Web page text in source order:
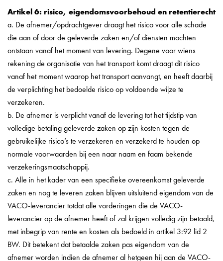
Artikel 6: risico, eigendomsvoorbehoud en retentierecht
a. De afnemer/opdrachtgever draagt het risico voor alle schade
die aan of door de geleverde zaken en/of diensten mochten
ontstaan vanaf het moment van levering. Degene voor wiens
rekening de organisatie van het transport komt draagt dit risico
vanaf het moment waarop het transport aanvangt, en heeft daarbij
de verplichting het bedoelde risico op voldoende wijze te
verzekeren.
b. De afnemer is verplicht vanaf de levering tot het tijdstip van
volledige betaling geleverde zaken op zijn kosten tegen de
gebruikelijke risico’s te verzekeren en verzekerd te houden op
normale voorwaarden bij een naar naam en faam bekende
verzekeringsmaatschappij.
c. Alle in het kader van een specifieke overeenkomst geleverde
zaken en nog te leveren zaken blijven uitsluitend eigendom van de
VACO-leverancier totdat alle vorderingen die de VACO-
leverancier op de afnemer heeft of zal krijgen volledig zijn betaald,
met inbegrip van rente en kosten als bedoeld in artikel 3:92 lid 2
BW. Dit betekent dat betaalde zaken pas eigendom van de
afnemer worden indien de afnemer al hetgeen hij aan de VACO-